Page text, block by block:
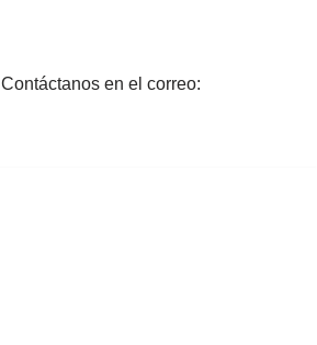
Contáctanos en el correo: